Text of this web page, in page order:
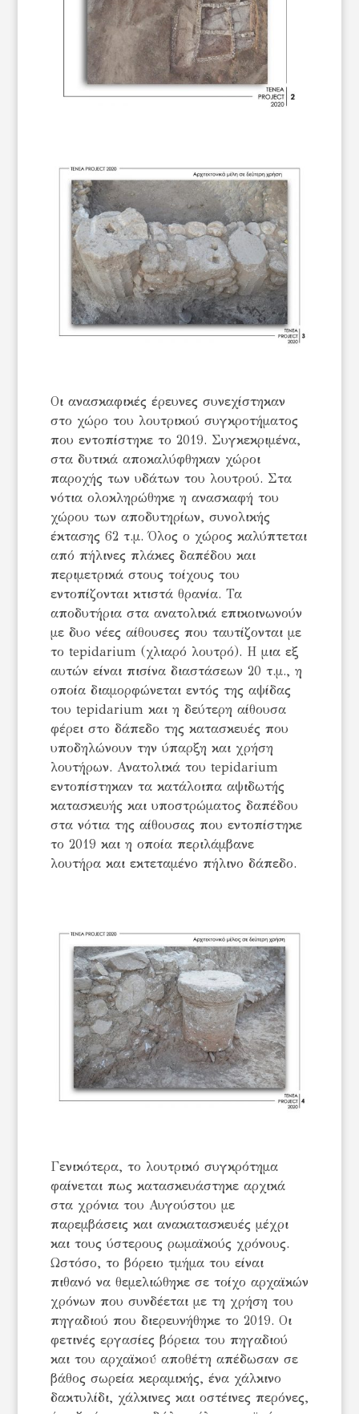
Οι ανασκαφικές έρευνες συνεχίστηκαν
στο χώρο του λουτρικού συγκροτήματος
που εντοπίστηκε το 2019. Συγκεκριμένα,
στα δυτικά αποκαλύφθηκαν χώροι
παροχής των υδάτων του λουτρού. Στα
νότια ολοκληρώθηκε η ανασκαφή του
χώρου των αποδυτηρίων, συνολικής
έκτασης 62 τ.μ. Όλος ο χώρος καλύπτεται
από πήλινες πλάκες δαπέδου και
περιμετρικά στους τοίχους του
εντοπίζονται κτιστά θρανία. Τα
αποδυτήρια στα ανατολικά επικοινωνούν
με δυο νέες αίθουσες που ταυτίζονται με
το tepidarium (χλιαρό λουτρό). Η μια εξ
αυτών είναι πισίνα διαστάσεων 20 τ.μ., η
οποία διαμορφώνεται εντός της αψίδας
του tepidarium και η δεύτερη αίθουσα
φέρει στο δάπεδο της κατασκευές που
υποδηλώνουν την ύπαρξη και χρήση
λουτήρων. Ανατολικά του tepidarium
εντοπίστηκαν τα κατάλοιπα αψιδωτής
κατασκευής και υποστρώματος δαπέδου
στα νότια της αίθουσας που εντοπίστηκε
το 2019 και η οποία περιλάμβανε
λουτήρα και εκτεταμένο πήλινο δάπεδο.
Γενικότερα, το λουτρικό συγκρότημα
φαίνεται πως κατασκευάστηκε αρχικά
στα χρόνια του Αυγούστου με
παρεμβάσεις και ανακατασκευές μέχρι
και τους ύστερους ρωμαϊκούς χρόνους.
Ωστόσο, το βόρειο τμήμα του είναι
πιθανό να θεμελιώθηκε σε τοίχο αρχαϊκών
χρόνων που συνδέεται με τη χρήση του
πηγαδιού που διερευνήθηκε το 2019. Οι
φετινές εργασίες βόρεια του πηγαδιού
και του αρχαϊκού́ αποθέτη απέδωσαν σε
βάθος σωρεία κεραμικής, ένα χάλκινο
δακτυλίδι, χάλκινες και οστέινες περόνες,